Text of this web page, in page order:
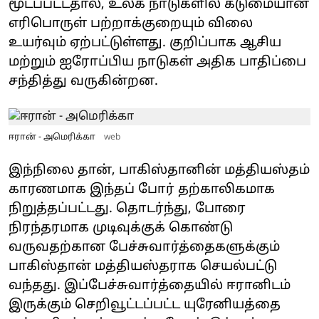
மூடப்பட்டதால், உலக நாடுகளில் கடுமையான
எரிபொருள் பற்றாக்குறையும் விலை
உயர்வும் ஏற்பட்டுள்ளது. குறிப்பாக ஆசிய
மற்றும் ஐரோப்பிய நாடுகள் அதிக பாதிப்பை
சந்தித்து வருகின்றன.
ஈரான் - அமெரிக்கா web
இந்நிலை தான், பாகிஸ்தானின் மத்தியஸ்தம்
காரணமாக இந்தப் போர் தற்காலிகமாக
நிறுத்தப்பட்டது. தொடர்ந்து, போரை
நிரந்தரமாக முடிவுக்குக் கொண்டு
வருவதற்கான பேச்சுவார்த்தைகளுக்கும்
பாகிஸ்தான் மத்தியஸ்தராக செயல்பட்டு
வந்தது. இப்பேச்சுவார்த்தையில் ஈரானிடம்
இருக்கும் செறிவூட்டப்பட்ட யுரேனியத்தை